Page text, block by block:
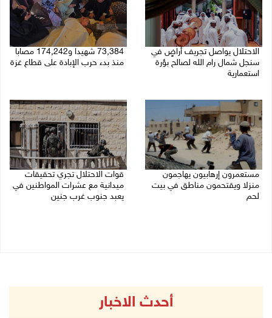
الاحتلال يواصل تجريف أراضٍ في
سنجل شمال رام الله لصالح بؤرة
استعمارية
73,384 شهيدا و174,242 مصابا
منذ بدء حرب الإبادة على قطاع غزة
مستعمرون إرهابيون يهاجمون
منزلا ويقتحمون مناطق في بيت
لحم
قوات الاحتلال تجري تحقيقات
ميدانية مع عشرات المواطنين في
يعبد جنوب غرب جنين
أحدث الاخبار